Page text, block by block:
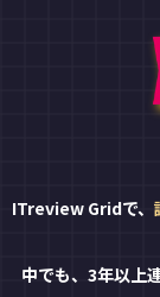
ITreview Gridで、
中でも、3年以上